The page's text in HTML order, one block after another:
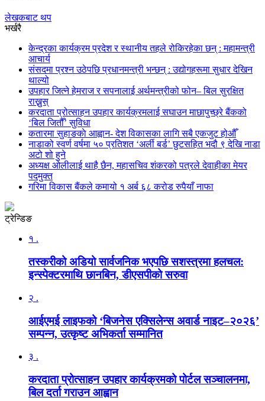
लेखकबाट थप
भर्खरै
केन्द्रका कार्यक्रम प्रदेश र स्थानीय तहले रोकिरहेका छन् : महामन्त्री
आचार्य
संसदमा प्रश्न उठेपछि प्रधानमन्त्री भन्छन् : उद्योगहरूमा सुधार देखिन
थाल्यो
उपहार जित्ने हेमराज र सपनालाई अर्थमन्त्रीको फोन– बिल सुरक्षित
राख्नुस्
करदाता प्रोत्साहन उपहार कार्यक्रमलाई सघाउन माछापुच्छ्रे बैंकको
‘बिल जितौँ’ सुविधा
कतारमा सुहाङकाे आह्वान- देश विकासका लागि सबै एकजुट होऔँ
नाडाको स्वर्ण वर्षमा ५० प्रतिशत ‘अर्ली बर्ड’ छुटसहित भदौ ९ देखि नाडा
अटो शो हुने
अध्यक्ष ओलीलाई थाहै छैन, महासचिव शंकरको पत्रले देवाहीका मेयर
पदमुक्त
गरिमा विकास बैंकले कमायो १ अर्ब ६८ करोड रुपैयाँ नाफा
ट्रेन्डिङ
१ .
तस्करीको अडियो सार्वजनिक भएपछि सशस्त्रमा हलचल:
इन्स्पेक्टरमाथि छानबिन, डीएसपीको सरुवा
२ .
आईएमई लाइफको ‘बिजनेस एक्सिलेन्स अवार्ड नाइट–२०२६’
सम्पन्न, उत्कृष्ट अभिकर्ता सम्मानित
३ .
करदाता प्रोत्साहन उपहार कार्यक्रमको पोर्टल सञ्चालनमा,
बिल दर्ता गराउन आह्वान